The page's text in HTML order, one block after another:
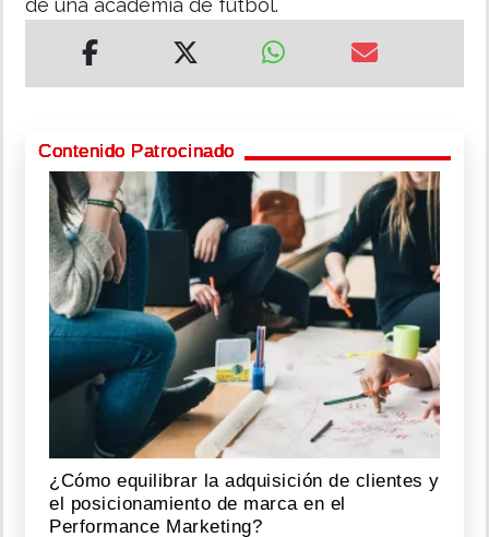
de una academia de fútbol.
Contenido Patrocinado
¿Cómo equilibrar la adquisición de clientes y
el posicionamiento de marca en el
Performance Marketing?